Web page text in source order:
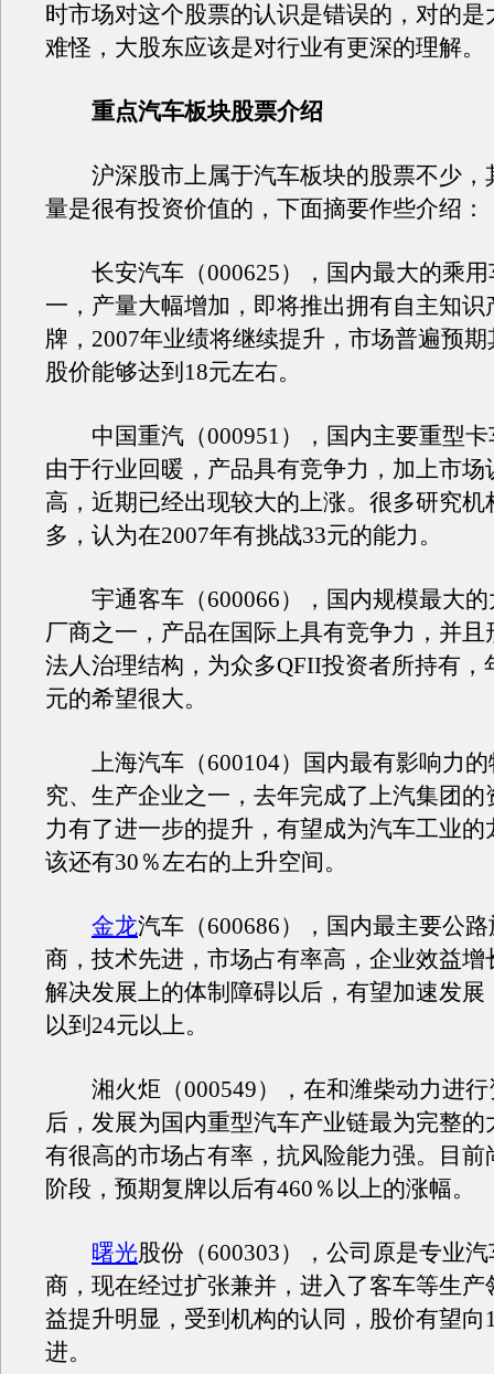
时市场对这个股票的认识是错误的，对的是
难怪，大股东应该是对行业有更深的理解。
重点汽车板块股票介绍
沪深股市上属于汽车板块的股票不少，
量是很有投资价值的，下面摘要作些介绍：
长安汽车（000625），国内最大的乘用
一，产量大幅增加，即将推出拥有自主知识
牌，2007年业绩将继续提升，市场普遍预
股价能够达到18元左右。
中国重汽（000951），国内主要重型卡
由于行业回暖，产品具有竞争力，加上市场
高，近期已经出现较大的上涨。很多研究机
多，认为在2007年有挑战33元的能力。
宇通客车（600066），国内规模最大的
厂商之一，产品在国际上具有竞争力，并且
法人治理结构，为众多QFII投资者所持有，
元的希望很大。
上海汽车（600104）国内最有影响力的
究、生产企业之一，去年完成了上汽集团的
力有了进一步的提升，有望成为汽车工业的
该还有30％左右的上升空间。
金龙汽车（600686），国内最主要公
商，技术先进，市场占有率高，企业效益增
解决发展上的体制障碍以后，有望加速发展
以到24元以上。
湘火炬（000549），在和潍柴动力进行
后，发展为国内重型汽车产业链最为完整的
有很高的市场占有率，抗风险能力强。目前
阶段，预期复牌以后有460％以上的涨幅。
曙光股份（600303），公司原是专业汽
商，现在经过扩张兼并，进入了客车等生产
益提升明显，受到机构的认同，股价有望向
进。